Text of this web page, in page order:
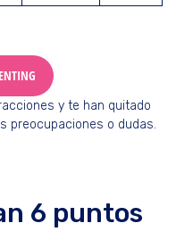
y te han quitado
preocupaciones o dudas.
6 puntos